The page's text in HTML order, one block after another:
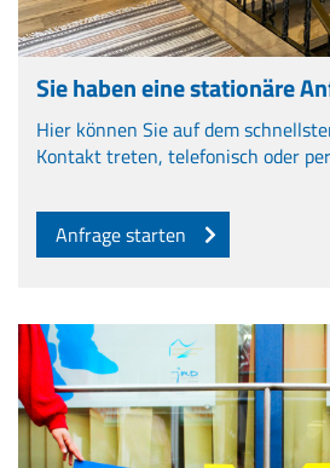
Sie haben eine stationäre
Hier können Sie auf dem
Kontakt treten, telefonisch oder
Anfrage starten